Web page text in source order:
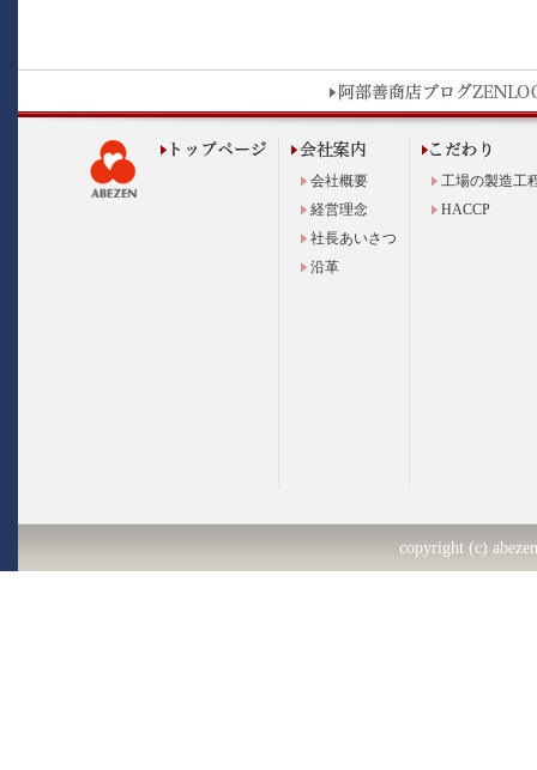
会社概要
経営理念
社長あいさつ
沿革
工場の製造工
HACCP
copyright (c)